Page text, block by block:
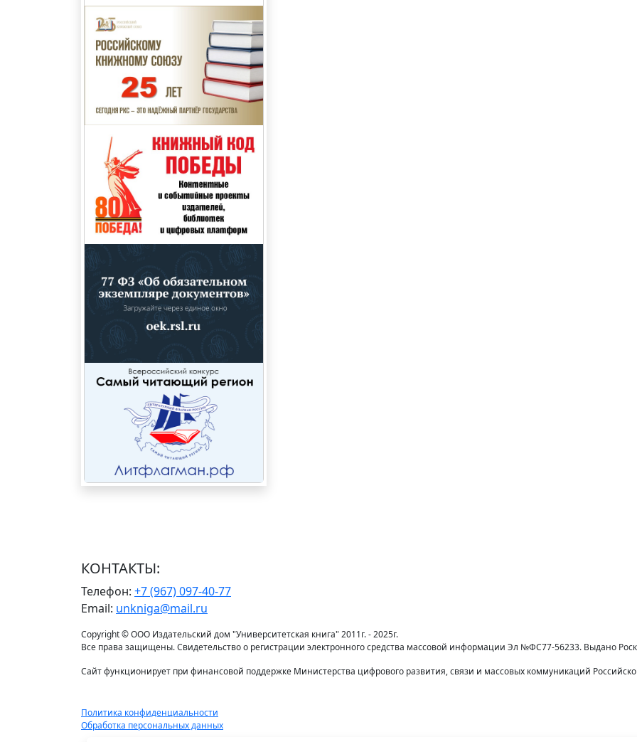
КОНТАКТЫ:
Телефон: +7 (967) 097-40-77
Email: unkniga@mail.ru
Copyright © ООО Издательский дом "Университетская книга" 2011г. - 2025г.
Все права защищены. Свидетельство о регистрации электронного средства массовой информации Эл №ФС77-56233. Выдано
Сайт функционирует при финансовой поддержке Министерства цифрового развития, связи и массовых коммуникаций
Политика конфиденциальности
Обработка персональных данных